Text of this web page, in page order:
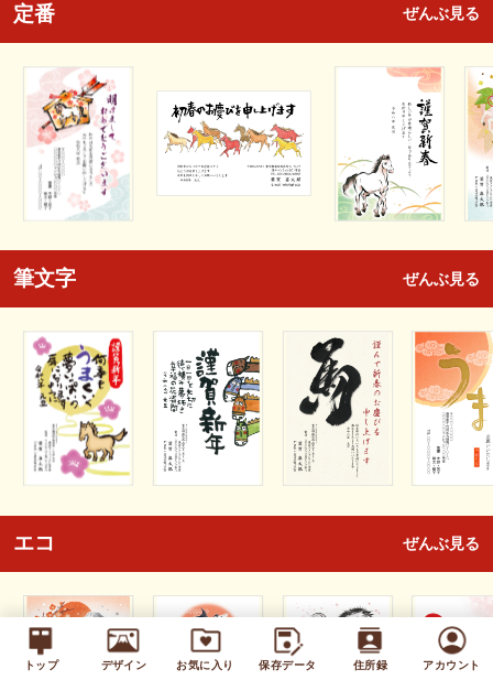
トップ デザイン お気に入り 保存データ 住所録 アカウント
定番 ぜんぶ見る
筆文字 ぜんぶ見る
エコ ぜんぶ見る